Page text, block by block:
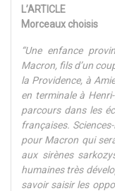
L’ARTICLE
Morceaux choisis
“Une enfance
Macron, fils d’un
la Providence, à
en terminale à
parcours dans les
françaises.
pour Macron qui
aux sirènes
humaines très
savoir saisir les